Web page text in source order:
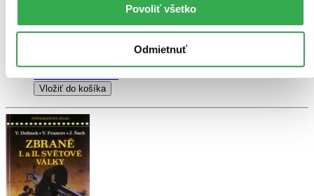
Povoliť všetko
Odmietnuť
Do 4 – 6 dní
Tento produkt momentálne nemáme na sklade, ale zvyčajne
vám ho vieme zabezpečiť a odoslať do 4 – 6 dní. A
Vložiť do košíka